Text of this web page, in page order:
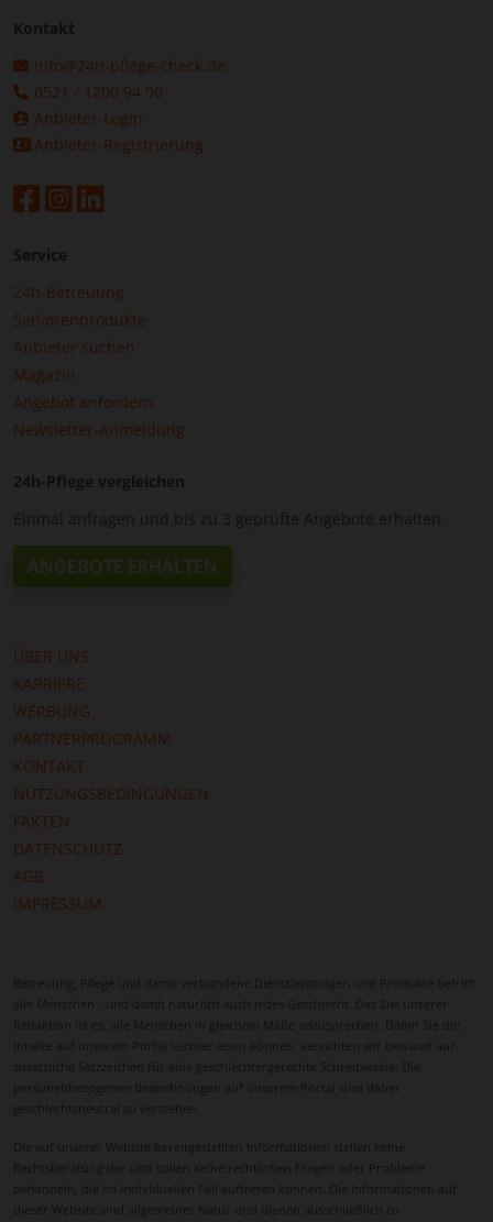
Kontakt
info@24h-pflege-check.de
0521 / 1200 94 90
Anbieter-Login
Anbieter-Registrierung
Service
24h-Betreuung
Seniorenprodukte
Anbieter suchen
Magazin
Angebot anfordern
Newsletter-Anmeldung
24h-Pflege vergleichen
Einmal anfragen und bis zu 3 geprüfte Angebote erhalten.
ANGEBOTE ERHALTEN
ÜBER UNS
KARRIERE
WERBUNG
PARTNERPROGRAMM
KONTAKT
NUTZUNGSBEDINGUNGEN
FAKTEN
DATENSCHUTZ
AGB
IMPRESSUM
Betreuung, Pflege und damit verbundene Dienstleistungen und Produkte betrifft
alle Menschen - und damit natürlich auch jedes Geschlecht. Das Ziel unserer
Redaktion ist es, alle Menschen in gleichem Maße anzusprechen. Damit Sie die
Inhalte auf unserem Portal leichter lesen können, verzichten wir bewusst auf
zusätzliche Satzzeichen für eine geschlechtergerechte Schreibweise. Die
personenbezogenen Bezeichnungen auf unserem Portal sind daher
geschlechtsneutral zu verstehen.
Die auf unserer Website bereitgestellten Informationen stellen keine
Rechtsberatung dar und sollen keine rechtlichen Fragen oder Probleme
behandeln, die im individuellen Fall auftreten können. Die Informationen auf
dieser Website sind allgemeiner Natur und dienen ausschließlich zu